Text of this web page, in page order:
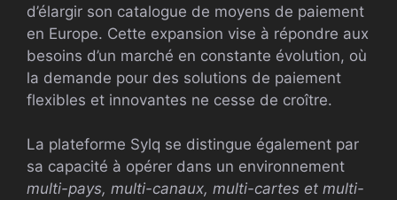
d’élargir son catalogue de moyens de paiement
en Europe. Cette expansion vise à répondre aux
besoins d’un marché en constante évolution, où
la demande pour des solutions de paiement
flexibles et innovantes ne cesse de croître.
La plateforme Sylq se distingue également par
sa capacité à opérer dans un environnement
multi-pays, multi-canaux, multi-cartes et multi-